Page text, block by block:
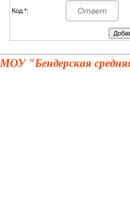
Код *:
МОУ "Бендерская